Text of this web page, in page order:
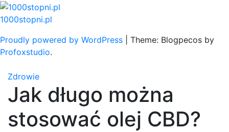
Skip
to
1000stopni.pl
Proudly powered by WordPress
Theme: Blogpecos by
Profoxstudio.
Zdrowie
Jak długo można
stosować olej CBD?